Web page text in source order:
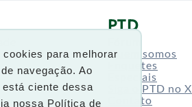
para melhorar
navegação. Ao
ciente dessa
nossa Política de
PTD
Quem somos
Enquetes
Especiais
Siga o PTD no X
Contato